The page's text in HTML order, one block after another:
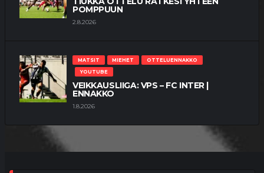
POMPPUUN
2.8.2026
MATSIT MIEHET
OTTELUENNAKKO
YOUTUBE
VEIKKAUSLIIGA: VPS – FC INTER |
ENNAKKO
1.8.2026